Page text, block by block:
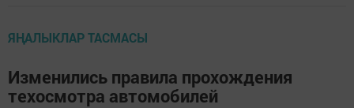
ЯҢАЛЫКЛАР ТАСМАСЫ
Изменились правила прохождения
техосмотра автомобилей